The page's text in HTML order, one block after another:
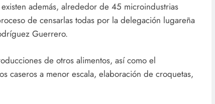
además, alrededor de 45 microindustrias
de censarlas todas por la delegación lugareña
Guerrero.
de otros alimentos, así como el
caseros a menor escala, elaboración de croquetas,